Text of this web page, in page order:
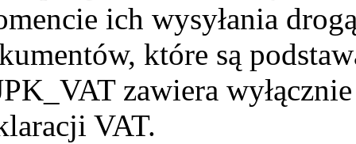
ich wysyłania
które są
zawiera wyłącznie
VAT.